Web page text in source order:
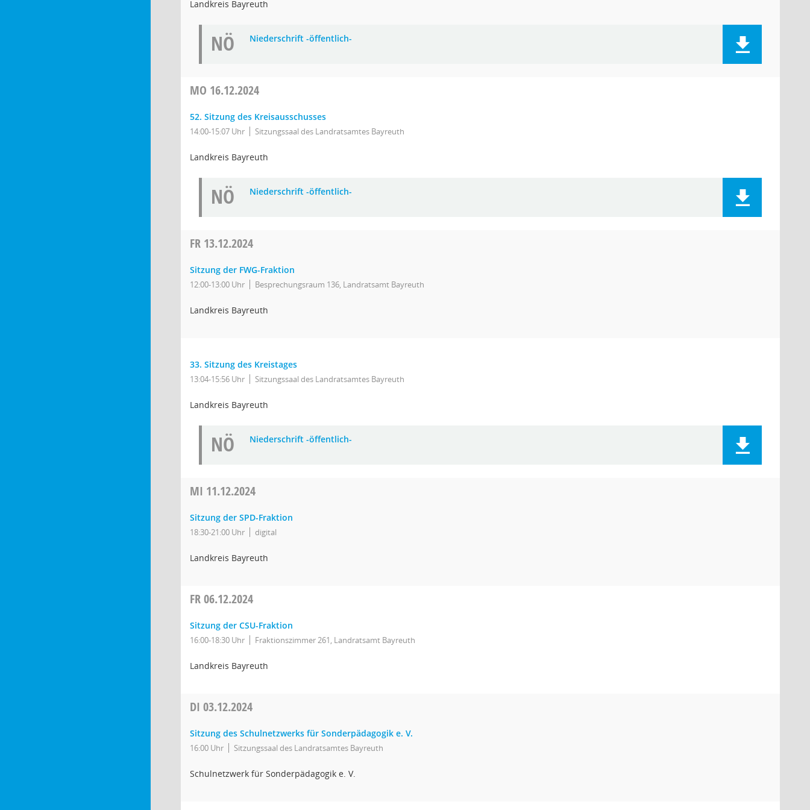
Landkreis Bayreuth
NÖ Niederschrift -öffentlich-
MO 16.12.2024
52. Sitzung des Kreisausschusses
14:00-15:07 Uhr Sitzungssaal des Landratsamtes Bayreuth
Landkreis Bayreuth
NÖ Niederschrift -öffentlich-
FR 13.12.2024
Sitzung der FWG-Fraktion
12:00-13:00 Uhr Besprechungsraum 136, Landratsamt Bayreuth
Landkreis Bayreuth
33. Sitzung des Kreistages
13:04-15:56 Uhr Sitzungssaal des Landratsamtes Bayreuth
Landkreis Bayreuth
NÖ Niederschrift -öffentlich-
MI 11.12.2024
Sitzung der SPD-Fraktion
18:30-21:00 Uhr digital
Landkreis Bayreuth
FR06.12.2024
Sitzung der CSU-Fraktion
16:00-18:30 Uhr Fraktionszimmer 261, Landratsamt Bayreuth
Landkreis Bayreuth
DI 03.12.2024
Sitzung des Schulnetzwerks für Sonderpädagogik e. V.
16:00 Uhr Sitzungssaal des Landratsamtes Bayreuth
Schulnetzwerk für Sonderpädagogik e. V.